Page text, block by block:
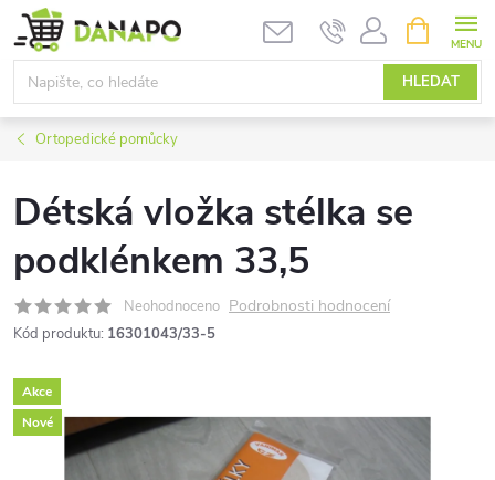
Přejít
na
obsah
HLEDAT
NÁKUPNÍ
KOŠÍK
Ortopedické pomůcky
Détská vložka stélka se
podklénkem 33,5
Neohodnoceno Podrobnosti hodnocení
Kód produktu: 16301043/33-5
Akce
Nové